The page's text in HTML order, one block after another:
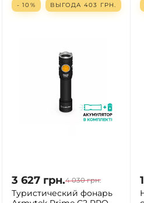
- 10% ВЫГОДА 403 ГРН.
3 627 грн.4 030 грн.
Туристический фонарь